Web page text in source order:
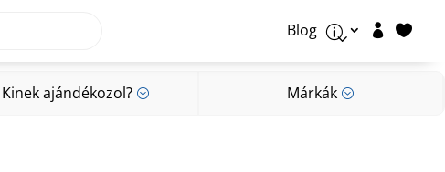
Blog p  
Kinek ajándékozol? ; Márkák ;
Márkák;